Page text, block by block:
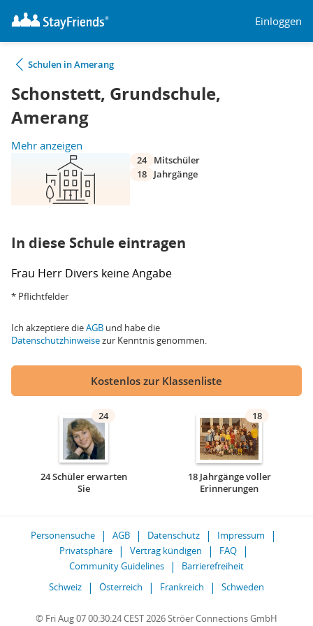
Einloggen
Schulen in Amerang
Schonstett, Grundschule,
Amerang
Mehr anzeigen
24
Mitschüler
18
Jahrgänge
In diese Schule eintragen
Frau Herr Divers keine Angabe
* Pflichtfelder
Ich akzeptiere dieAGB und habe die
Datenschutzhinweisezur Kenntnis genommen.
Kostenlos zur Klassenliste
24
24 Schüler erwarten
Sie
18
18 Jahrgänge voller
Erinnerungen
Personensuche AGB Datenschutz
Impressum
Privatsphäre
Vertrag kündigen
FAQ
Community Guidelines
Barrierefreiheit
Schweiz
Österreich Frankreich Schweden
© Fri Aug 07 00:30:24 CEST 2026 Ströer Connections GmbH